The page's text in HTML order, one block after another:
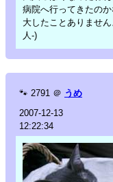
病院へ行ってきたのか
大したことありませ
人-)
🐾 2791 ＠ うめ
2007-12-13
12:22:34